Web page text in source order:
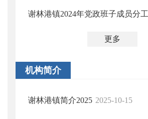
谢林港镇2024年党政班子成员分工
更多
机构简介
谢林港镇简介2025 2025-10-15